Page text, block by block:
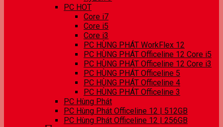
PC HOT
Core i7
Core i5
Core i3
PC HÙNG PHÁT WorkFlex 12
PC HÙNG PHÁT Officeline 12 Core i5
PC HÙNG PHÁT Officeline 12 Core i3
PC HÙNG PHÁT Officeline 5
PC HÙNG PHÁT Officeline 4
PC HÙNG PHÁT Officeline 3
PC Hùng Phát
PC Hùng Phát Officeline 12 | 512GB
PC Hùng Phát Officeline 12 | 256GB